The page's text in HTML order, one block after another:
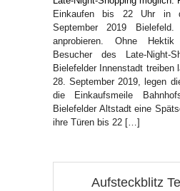
Einkaufen bis 22 Uhr in
September 2019 Bielefeld.
anprobieren. Ohne
Besucher des Late-Night-
Bielefelder Innenstadt treiben
28. September 2019, legen
die Einkaufsmeile
Bielefelder Altstadt eine
ihre Türen bis 22 […]
Aufsteckblitz